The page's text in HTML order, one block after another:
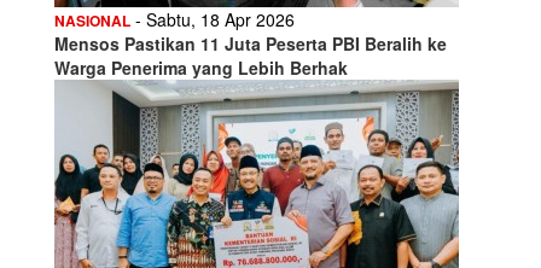
NASIONAL - Sabtu, 18 Apr 2026
Mensos Pastikan 11 Juta Peserta PBI Beralih ke
Warga Penerima yang Lebih Berhak